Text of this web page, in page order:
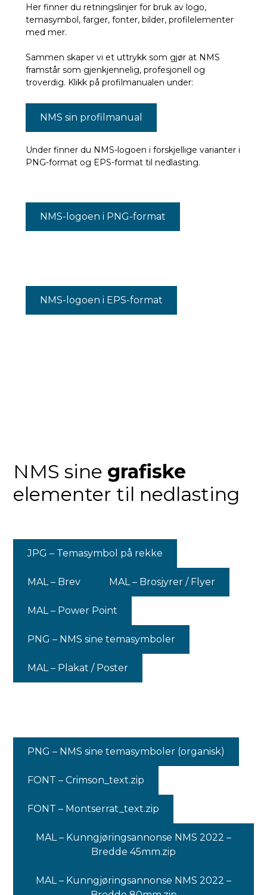
Her finner du retningslinjer for bruk av logo,
temasymbol, farger, fonter, bilder, profilelementer
med mer.
Sammen skaper vi et uttrykk som gjør at NMS
framstår som gjenkjennelig, profesjonell og
troverdig. Klikk på profilmanualen under:
NMS sin profilmanual
Under finner du NMS-logoen i forskjellige varianter i
PNG-format og EPS-format til nedlasting.
NMS-logoen i PNG-format
NMS-logoen i EPS-format
NMS sine grafiske
elementer til nedlasting
JPG – Temasymbol på rekke
MAL – Brev MAL – Brosjyrer / Flyer
MAL – Power Point
PNG – NMS sine temasymboler
MAL – Plakat / Poster
PNG – NMS sine temasymboler (organisk)
FONT – Crimson_text.zip
FONT – Montserrat_text.zip
MAL – Kunngjøringsannonse NMS 2022 –
Bredde 45mm.zip
MAL – Kunngjøringsannonse NMS 2022 –